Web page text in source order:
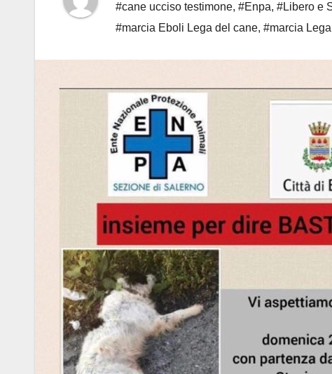
#cane ucciso testimone, #Enpa, #Libero e
#marcia Eboli Lega del cane, #marcia